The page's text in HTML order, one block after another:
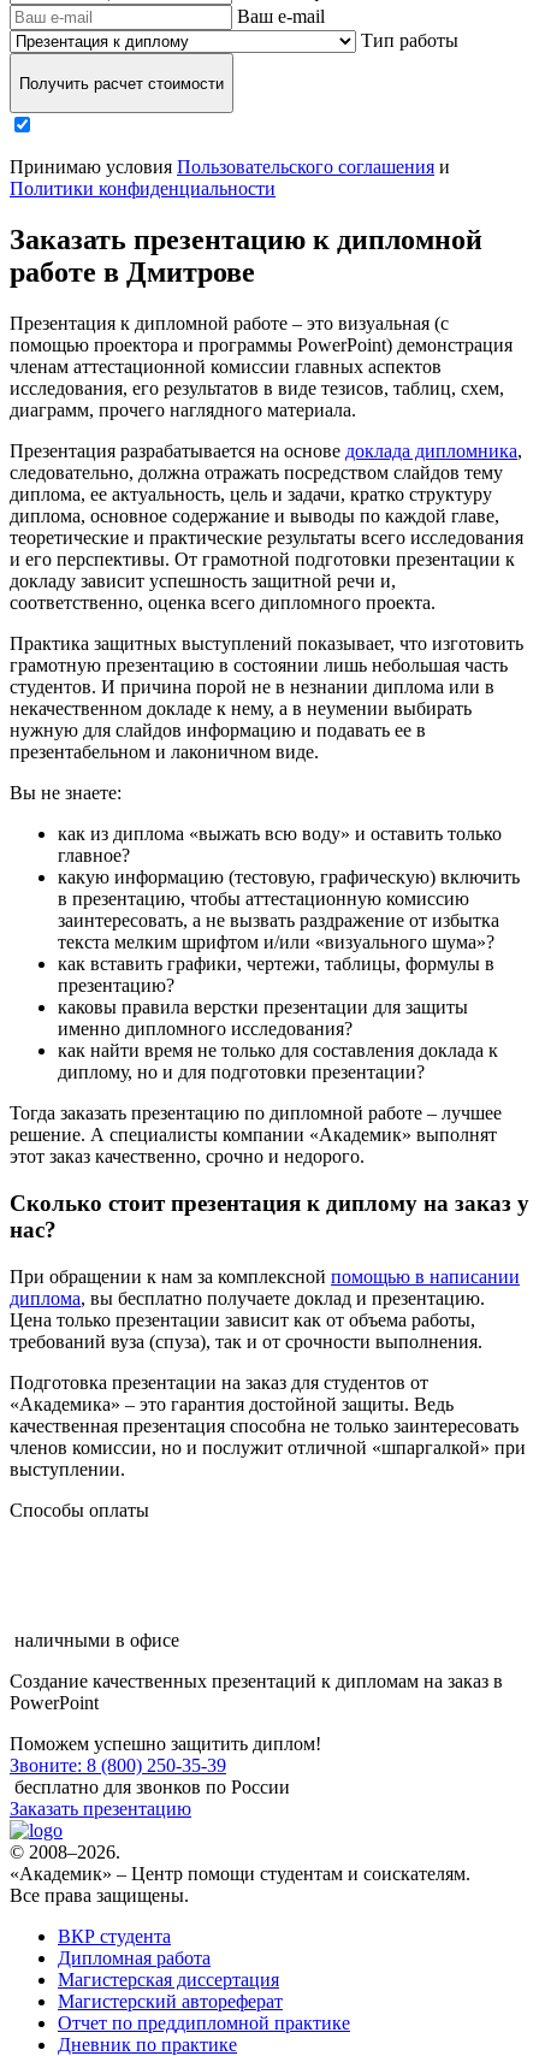
Ваш e-mail
Тип работы
Получить расчет стоимости
Принимаю условия Пользовательского соглашения и
Политики конфиденциальности
Заказать презентацию к дипломной
работе в Дмитрове
Презентация к дипломной работе – это визуальная (с
помощью проектора и программы PowerPoint) демонстрация
членам аттестационной комиссии главных аспектов
исследования, его результатов в виде тезисов, таблиц, схем,
диаграмм, прочего наглядного материала.
Презентация разрабатывается на основе доклада дипломника,
следовательно, должна отражать посредством слайдов тему
диплома, ее актуальность, цель и задачи, кратко структуру
диплома, основное содержание и выводы по каждой главе,
теоретические и практические результаты всего исследования
и его перспективы. От грамотной подготовки презентации к
докладу зависит успешность защитной речи и,
соответственно, оценка всего дипломного проекта.
Практика защитных выступлений показывает, что изготовить
грамотную презентацию в состоянии лишь небольшая часть
студентов. И причина порой не в незнании диплома или в
некачественном докладе к нему, а в неумении выбирать
нужную для слайдов информацию и подавать ее в
презентабельном и лаконичном виде.
Вы не знаете:
как из диплома «выжать всю воду» и оставить только
главное?
какую информацию (тестовую, графическую) включить
в презентацию, чтобы аттестационную комиссию
заинтересовать, а не вызвать раздражение от избытка
текста мелким шрифтом и/или «визуального шума»?
как вставить графики, чертежи, таблицы, формулы в
презентацию?
каковы правила верстки презентации для защиты
именно дипломного исследования?
как найти время не только для составления доклада к
диплому, но и для подготовки презентации?
Тогда заказать презентацию по дипломной работе – лучшее
решение. А специалисты компании «Академик» выполнят
этот заказ качественно, срочно и недорого.
Сколько стоит презентация к диплому на заказ у
нас?
При обращении к нам за комплексной помощью в написании
диплома, вы бесплатно получаете доклад и презентацию.
Цена только презентации зависит как от объема работы,
требований вуза (спуза), так и от срочности выполнения.
Подготовка презентации на заказ для студентов от
«Академика» – это гарантия достойной защиты. Ведь
качественная презентация способна не только заинтересовать
членов комиссии, но и послужит отличной «шпаргалкой» при
выступлении.
Способы оплаты
наличными в офисе
Создание качественных презентаций к дипломам на заказ в
PowerPoint
Поможем успешно защитить диплом!
Звоните: 8 (800) 250-35-39
бесплатно для звонков по России
Заказать презентацию
© 2008–2026.
«Академик» – Центр помощи студентам и соискателям.
Все права защищены.
ВКР студента
Дипломная работа
Магистерская диссертация
Магистерский автореферат
Отчет по преддипломной практике
Дневник по практике